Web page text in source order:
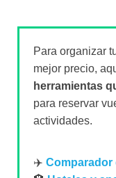
Para organizar
mejor precio,
herramientas
para reservar
actividades.
✈️ Comparador